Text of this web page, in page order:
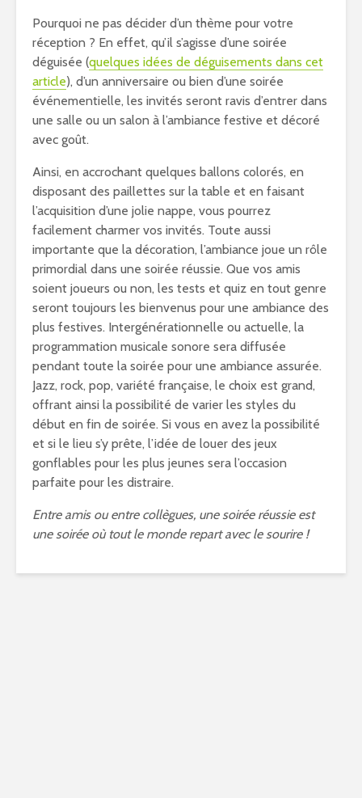
Pourquoi ne pas décider d’un thème pour votre
réception ? En effet, qu’il s’agisse d’une soirée
déguisée (quelques idées de déguisements dans cet
article), d’un anniversaire ou bien d’une soirée
événementielle, les invités seront ravis d’entrer dans
une salle ou un salon à l’ambiance festive et décoré
avec goût.
Ainsi, en accrochant quelques ballons colorés, en
disposant des paillettes sur la table et en faisant
l’acquisition d’une jolie nappe, vous pourrez
facilement charmer vos invités. Toute aussi
importante que la décoration, l’ambiance joue un rôle
primordial dans une soirée réussie. Que vos amis
soient joueurs ou non, les tests et quiz en tout genre
seront toujours les bienvenus pour une ambiance des
plus festives. Intergénérationnelle ou actuelle, la
programmation musicale sonore sera diffusée
pendant toute la soirée pour une ambiance assurée.
Jazz, rock, pop, variété française, le choix est grand,
offrant ainsi la possibilité de varier les styles du
début en fin de soirée. Si vous en avez la possibilité
et si le lieu s’y prête, l’idée de louer des jeux
gonflables pour les plus jeunes sera l’occasion
parfaite pour les distraire.
Entre amis ou entre collègues, une soirée réussie est
une soirée où tout le monde repart avec le sourire !